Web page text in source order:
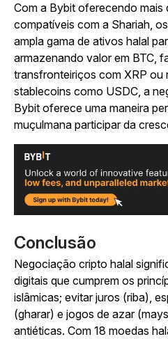
Com a Bybit oferecendo mais
compatíveis com a Shariah,
ampla gama de ativos halal
armazenando valor em BTC,
transfronteiriços com XRP ou
stablecoins como USDC, a
Bybit oferece uma maneira
muçulmana participar da
Conclusão
Negociação cripto halal
digitais que cumprem os
islâmicas; evitar juros (riba),
(gharar) e jogos de azar
antiéticas. Com 18 moedas